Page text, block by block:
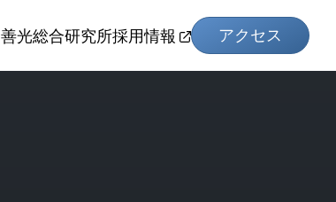
善光総合研究所採用情報 アクセス